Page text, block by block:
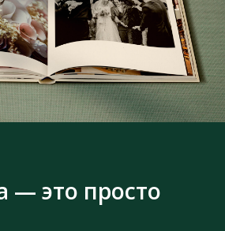
— это просто